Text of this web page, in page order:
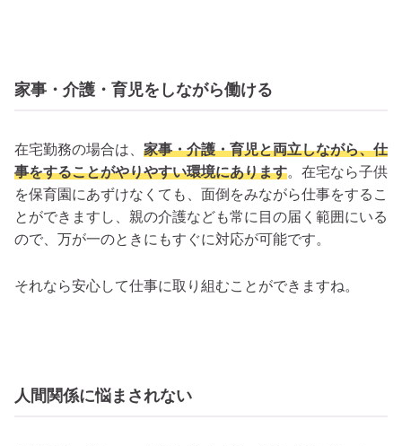
家事・介護・育児をしながら働ける
在宅勤務の場合は、 家事・介護・育児と両立しながら、仕
事をすることがやりやすい環境にあります。在宅なら子供
を保育園にあずけなくても、面倒をみながら仕事をするこ
とができますし、親の介護なども常に目の届く範囲にいる
ので、万が一のときにもすぐに対応が可能です。
それなら安心して仕事に取り組むことができますね。
人間関係に悩まされない